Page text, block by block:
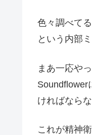
色々調べて
という内部
まあ一応や
Soundflower
ければならな
これが精神